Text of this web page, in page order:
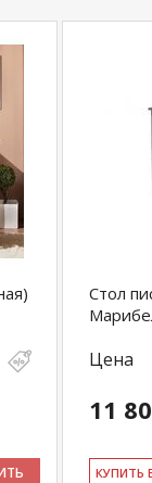
Стол
Цена
11
КУ­ПИТЬ